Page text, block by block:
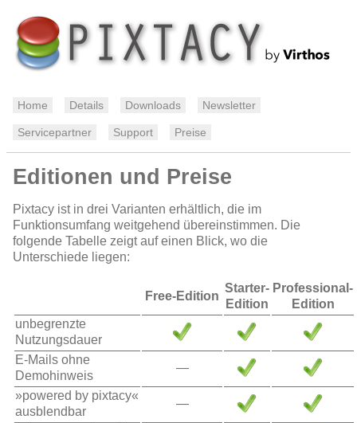
Home Details Downloads Newsletter
Servicepartner Support Preise
Editionen und Preise
Pixtacy ist in drei Varianten erhältlich, die im
Funktionsumfang weitgehend übereinstimmen. Die
folgende Tabelle zeigt auf einen Blick, wo die
Unterschiede liegen:
Free-Edition
Starter-
Edition
Professional-
Edition
unbegrenzte
Nutzungsdauer
E-Mails ohne
Demohinweis
—
»powered by pixtacy«
ausblendbar
—